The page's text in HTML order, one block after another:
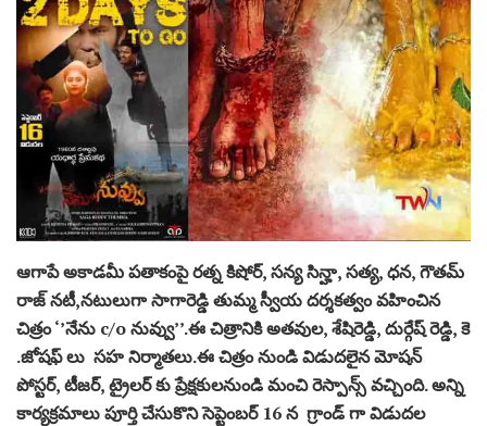
ఆగాపే అకాడమీ పతాకంపై రత్న కిషోర్, సన్య సిన్హా, సత్య, ధన, గౌతమ్
రాజ్ నటీ,నటులుగా సాగారెడ్డి తుమ్మ స్వీయ దర్శకత్వం వహించిన
చిత్రం ‘’నేను c/o నువ్వు’’.ఈ చిత్రానికి అతవుల, శేషిరెడ్డి, దుర్గేష్ రెడ్డి, కె
.జోషఫ్ లు సహ నిర్మాతలు.ఈ చిత్రం నుండి విడుదలైన మోషన్
పోస్టర్‌, టీజర్, ట్రైలర్ కు ప్రేక్షకులనుండి మంచి రెస్పాన్స్ వచ్చింది. అన్ని
కార్యక్రమాలు పూర్తి చేసుకొని సెప్టెంబర్ 16 న గ్రాండ్ గా విడుదల